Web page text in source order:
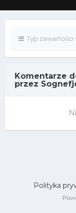
Typ zawartości
Komentarze
przez
Polityka